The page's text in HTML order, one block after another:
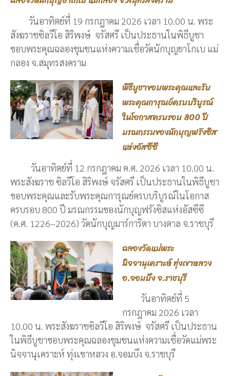
วันอาทิตย์ที่ 19 กรกฎาคม 2026 เวลา 10.00 น. พระ
สังฆราชซิลวีโอ สิริพงษ์ จรัสศรี เป็นประธานในพิธีบูชา
ขอบพระคุณฉลองชุมชนแห่งความเชื่อวัดนักบุญยาโกเบ แม่
กลอง จ.สมุทรสงคราม
พิธีบูชาขอบพระคุณและรับ
พระคุณการุณย์ครบบริบูรณ์
ในโอกาสครบรอบ 800 ปี
มรณกรรมของนักบุญฟรังซิส
แห่งอัสซีซี
วันอาทิตย์ที่ 12 กรกฎาคม ค.ศ. 2026 เวลา 10.00 น.
พระสังฆราช ซิลวีโอ สิริพงษ์ จรัสศรี เป็นประธานในพิธีบูชา
ขอบพระคุณและรับพระคุณการุณย์ครบบริบูรณ์ในโอกาส
ครบรอบ 800 ปี มรณกรรมของนักบุญฟรังซิสแห่งอัสซีซี
(ค.ศ. 1226–2026) วัดนักบุญมาร์การิตา บางตาล จ.ราชบุรี
ฉลองวัดแม่พระ
นิจจานุเคราะห์ ทุ่งเขาหลวง
อ.จอมบึง จ.ราชบุรี
วันอาทิตย์ที่ 5
กรกฎาคม 2026 เวลา
10.00 น. พระสังฆราชซิลวีโอ สิริพงษ์ จรัสศรี เป็นประธาน
ในพิธีบูชาขอบพระคุณฉลองชุมชนแห่งความเชื่อวัดแม่พระ
นิจจานุเคราะห์ ทุ่งเขาหลวง อ.จอมบึง จ.ราชบุรี